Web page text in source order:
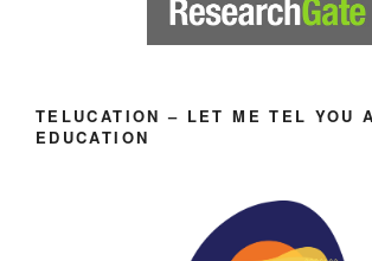
TELUCATION – LET ME TEL YOU
EDUCATION